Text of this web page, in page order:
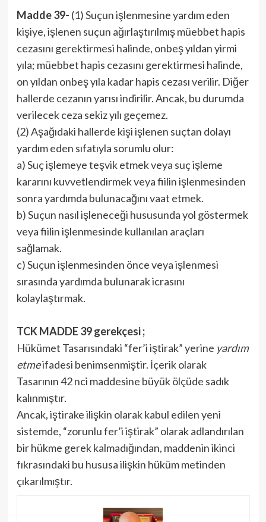
Madde 39- (1) Suçun işlenmesine yardım eden
kişiye, işlenen suçun ağırlaştırılmış müebbet hapis
cezasını gerektirmesi halinde, onbeş yıldan yirmi
yıla; müebbet hapis cezasını gerektirmesi halinde,
on yıldan onbeş yıla kadar hapis cezası verilir. Diğer
hallerde cezanın yarısı indirilir. Ancak, bu durumda
verilecek ceza sekiz yılı geçemez.
(2) Aşağıdaki hallerde kişi işlenen suçtan dolayı
yardım eden sıfatıyla sorumlu olur:
a) Suç işlemeye teşvik etmek veya suç işleme
kararını kuvvetlendirmek veya fiilin işlenmesinden
sonra yardımda bulunacağını vaat etmek.
b) Suçun nasıl işleneceği hususunda yol göstermek
veya fiilin işlenmesinde kullanılan araçları
sağlamak.
c) Suçun işlenmesinden önce veya işlenmesi
sırasında yardımda bulunarak icrasını
kolaylaştırmak.
TCK MADDE 39 gerekçesi ;
Hükümet Tasarısındaki “fer’i iştirak” yerine yardım
etmeifadesi benimsenmiştir. İçerik olarak
Tasarının 42 nci maddesine bü­yük ölçüde sadık
kalınmıştır.
Ancak, iştirake ilişkin olarak kabul edilen yeni
sistemde, “zorunlu fer’i iştirak” olarak adlandırılan
bir hükme gerek kalma­dığından, maddenin ikinci
fıkrasındaki bu hususa ilişkin hüküm metinden
çıkarılmıştır.